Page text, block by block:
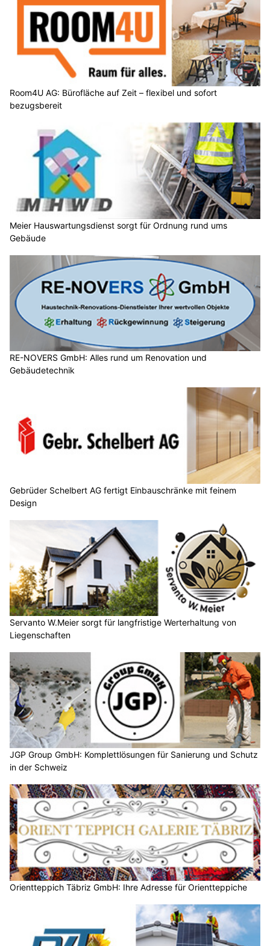
Room4U AG: Bürofläche auf Zeit – flexibel und sofort
bezugsbereit
Meier Hauswartungsdienst sorgt für Ordnung rund ums
Gebäude
RE-NOVERS GmbH: Alles rund um Renovation und
Gebäudetechnik
Gebrüder Schelbert AG fertigt Einbauschränke mit feinem
Design
Servanto W.Meier sorgt für langfristige Werterhaltung von
Liegenschaften
JGP Group GmbH: Komplettlösungen für Sanierung und Schutz
in der Schweiz
Orientteppich Täbriz GmbH: Ihre Adresse für Orientteppiche